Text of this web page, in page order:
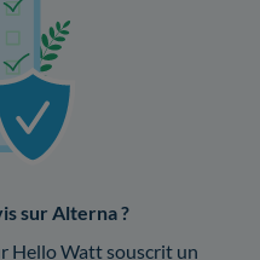
sur Alterna ?
Hello Watt souscrit un